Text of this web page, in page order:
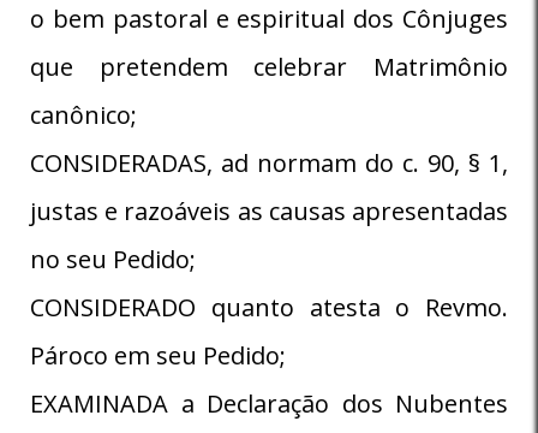
o bem pastoral e espiritual dos Cônjuges
que pretendem celebrar Matrimônio
canônico;
CONSIDERADAS, ad normam do c. 90, § 1,
justas e razoáveis as causas apresentadas
no seu Pedido;
CONSIDERADO quanto atesta o Revmo.
Pároco em seu Pedido;
EXAMINADA a Declaração dos Nubentes